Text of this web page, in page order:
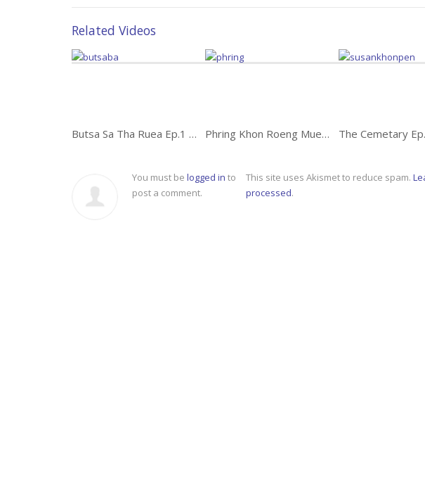
Related Videos
Butsa Sa Tha Ruea Ep.1 บุษบาท่าเรือ Phring Khon Roeng Mueang Ep.7 พริ้งคนเริงเมือง
You must be logged in to
post a comment.
This site uses Akismet to reduce spam.
processed.